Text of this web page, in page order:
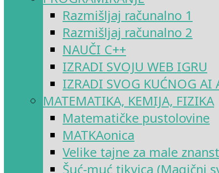
Razmišljaj računalno 1
Razmišljaj računalno 2
NAUČI C++
IZRADI SVOJU WEB IGRU
IZRADI SVOG KUĆNOG AI
MATEMATIKA, KEMIJA, FIZIKA
Matematičke pustolovine
MATKAonica
Velike tajne za male
Šuć-muć tikvica (Magični